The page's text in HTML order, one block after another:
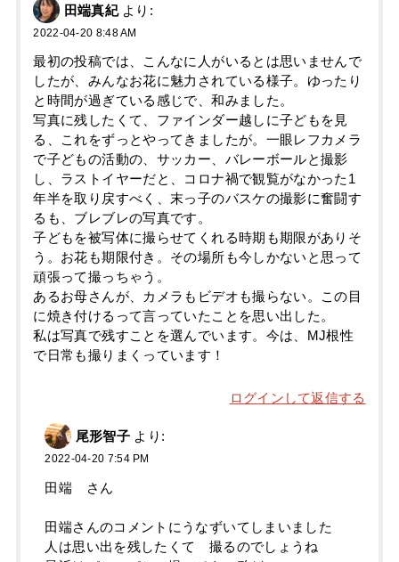
田端真紀 より:
2022-04-20 8:48 AM
最初の投稿では、こんなに人がいるとは思いませんで
したが、みんなお花に魅力されている様子。ゆったり
と時間が過ぎている感じで、和みました。
写真に残したくて、ファインダー越しに子どもを見
る、これをずっとやってきましたが。一眼レフカメラ
で子どもの活動の、サッカー、バレーボールと撮影
し、ラストイヤーだと、コロナ禍で観覧がなかった1
年半を取り戻すべく、末っ子のバスケの撮影に奮闘す
るも、ブレブレの写真です。
子どもを被写体に撮らせてくれる時期も期限がありそ
う。お花も期限付き。その場所も今しかないと思って
頑張って撮っちゃう。
あるお母さんが、カメラもビデオも撮らない。この目
に焼き付けるって言っていたことを思い出した。
私は写真で残すことを選んでいます。今は、MJ根性
で日常も撮りまくっています！
ログインして返信する
尾形智子 より:
2022-04-20 7:54 PM
田端 さん
田端さんのコメントにうなずいてしまいました
人は思い出を残したくて 撮るのでしょうね